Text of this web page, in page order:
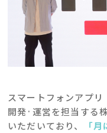
スマートフォンアプ
開発·運営を担当する
いただいており、
「月